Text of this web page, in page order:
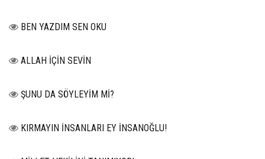
BEN YAZDIM SEN OKU
ALLAH İÇİN SEVİN
ŞUNU DA SÖYLEYİM Mİ?
KIRMAYIN İNSANLARI EY İNSANOĞLU!